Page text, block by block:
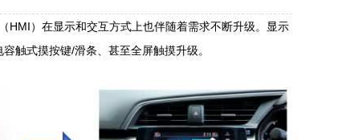
HMI）在显示和交互方式上也伴随着需求不断升级。显示
触式摸按键/滑条、甚至全屏触摸升级。